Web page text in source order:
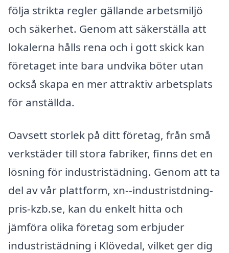
följa strikta regler gällande arbetsmiljö
och säkerhet. Genom att säkerställa att
lokalerna hålls rena och i gott skick kan
företaget inte bara undvika böter utan
också skapa en mer attraktiv arbetsplats
för anställda.
Oavsett storlek på ditt företag, från små
verkstäder till stora fabriker, finns det en
lösning för industristädning. Genom att ta
del av vår plattform, xn--industristdning-
pris-kzb.se, kan du enkelt hitta och
jämföra olika företag som erbjuder
industristädning i Klövedal, vilket ger dig